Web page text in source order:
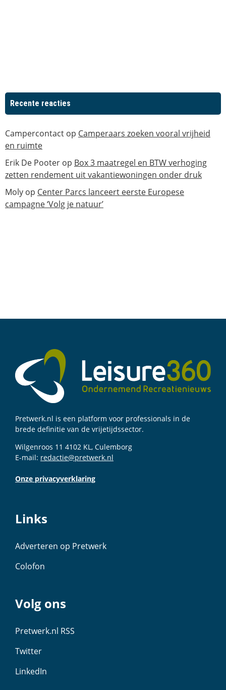
Recente reacties
Campercontact op Camperaars zoeken vooral vrijheid
en ruimte
Erik De Pooter op Box 3 maatregel en BTW verhoging
zetten rendement uit vakantiewoningen onder druk
Moly op Center Parcs lanceert eerste Europese
campagne ‘Volg je natuur’
Pretwerk.nl is een platform voor professionals in de
brede definitie van de vrijetijdssector.
Wilgenroos 11 4102 KL, Culemborg
E-mail: redactie@pretwerk.nl
Onze privacyverklaring
Links
Adverteren op Pretwerk
Colofon
Volg ons
Pretwerk.nl RSS
Twitter
LinkedIn